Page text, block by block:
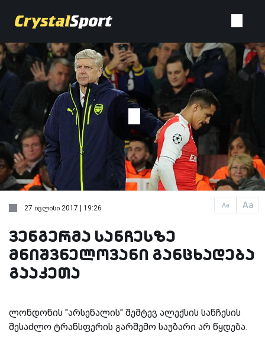
Aa Aa
27 ივლისი 2017 | 19:26
ვენგერმა სანჩესზე
მნიშვნელოვანი განცხადება
გააკეთა
ლონდონის "არსენალის" შემტევ ალექსის სანჩესის
შესაძლო ტრანსფერის გარშემო საუბარი არ წყდება.